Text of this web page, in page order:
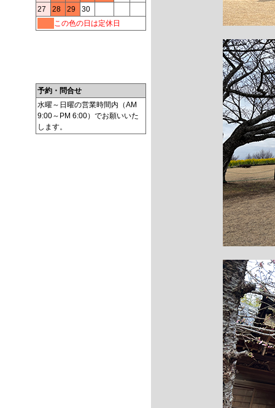
27
28 29
30
この色の日は定休日
予約・問合せ
水曜～日曜の営業時間内（AM
9:00～PM 6:00）でお願いいた
します。